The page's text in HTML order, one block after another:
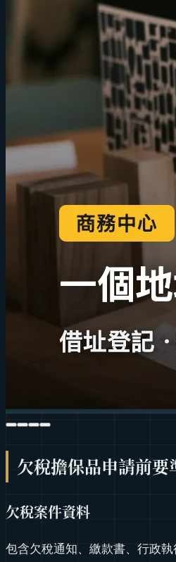
欠稅擔保品申請前要
欠稅案件資料
包含欠稅通知、繳款書、行政